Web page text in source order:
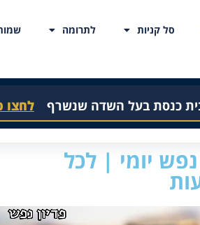
סל קניות לתרומה
כנסת בעל השדה שנשרף לחצו
נפש יומי | לכל